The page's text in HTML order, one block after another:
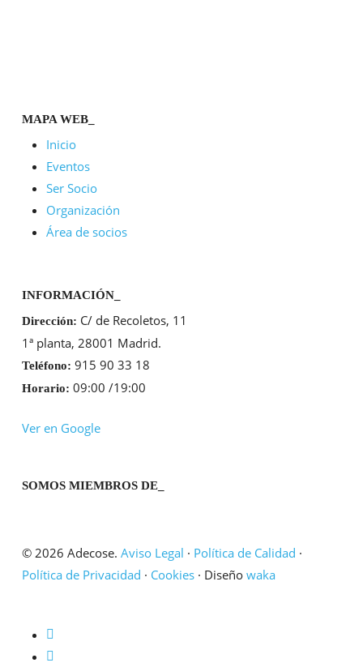
MAPA WEB_
Inicio
Eventos
Ser Socio
Organización
Área de socios
INFORMACIÓN_
Dirección: C/ de Recoletos, 11
1ª planta, 28001 Madrid.
Teléfono: 915 90 33 18
Horario: 09:00 /19:00
Ver en Google
SOMOS MIEMBROS DE_
© 2026 Adecose. Aviso Legal · Política de Calidad ·
Política de Privacidad · Cookies· Diseño waka
twitter
linkedin